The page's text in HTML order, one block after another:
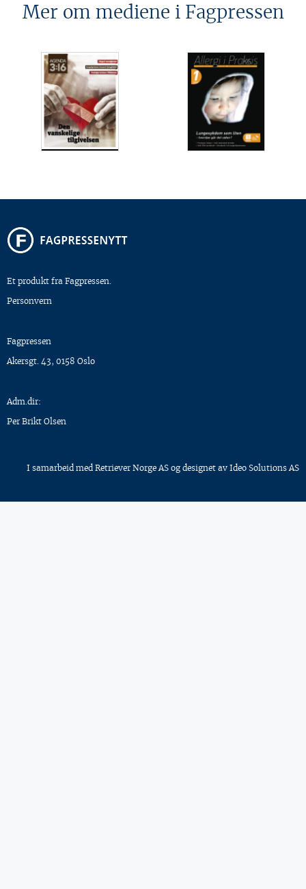
Mer om mediene i Fagpressen
Et produkt fra Fagpressen.
Personvern
Fagpressen
Akersgt. 43, 0158 Oslo
Adm.dir:
Per Brikt Olsen
I samarbeid med Retriever Norge AS og designet av Ideo Solutions AS